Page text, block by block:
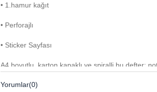
• 1.hamur kağıt
• Perforajlı
• Sticker Sayfası
A4 boyutlu, karton kapaklı ve spiralli bu defter;
Yorumlar(0)